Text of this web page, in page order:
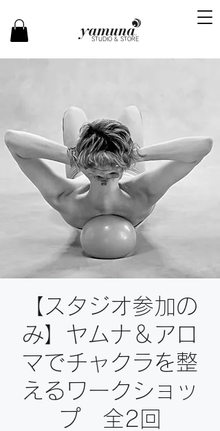
STUDIO & STORE
【スタジオ参加の
み】ヤムナ＆アロ
マでチャクラを整
えるワークショッ
プ 全2回